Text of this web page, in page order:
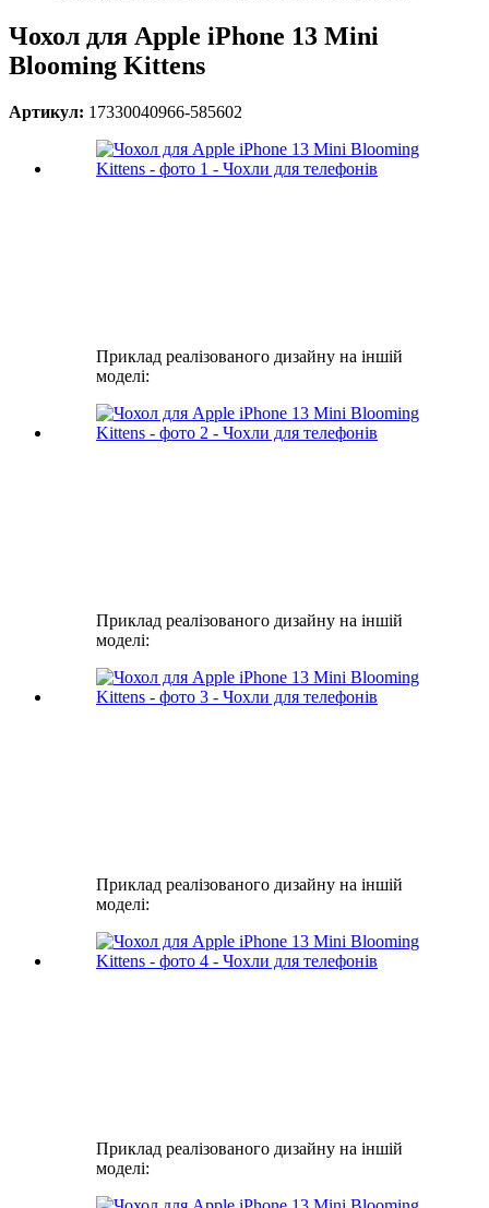
Чохол для Apple iPhone 13 Mini
Blooming Kittens
Артикул: 17330040966-585602
Приклад реалізованого дизайну на іншій
моделі:
Приклад реалізованого дизайну на іншій
моделі:
Приклад реалізованого дизайну на іншій
моделі:
Приклад реалізованого дизайну на іншій
моделі: